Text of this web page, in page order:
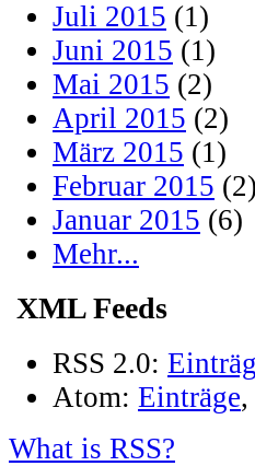
Juli 2015 (1)
Juni 2015 (1)
Mai 2015 (2)
April 2015 (2)
März 2015 (1)
Februar 2015 (2)
Januar 2015 (6)
Mehr...
XML Feeds
RSS 2.0:
Atom: Einträge,
What is RSS?